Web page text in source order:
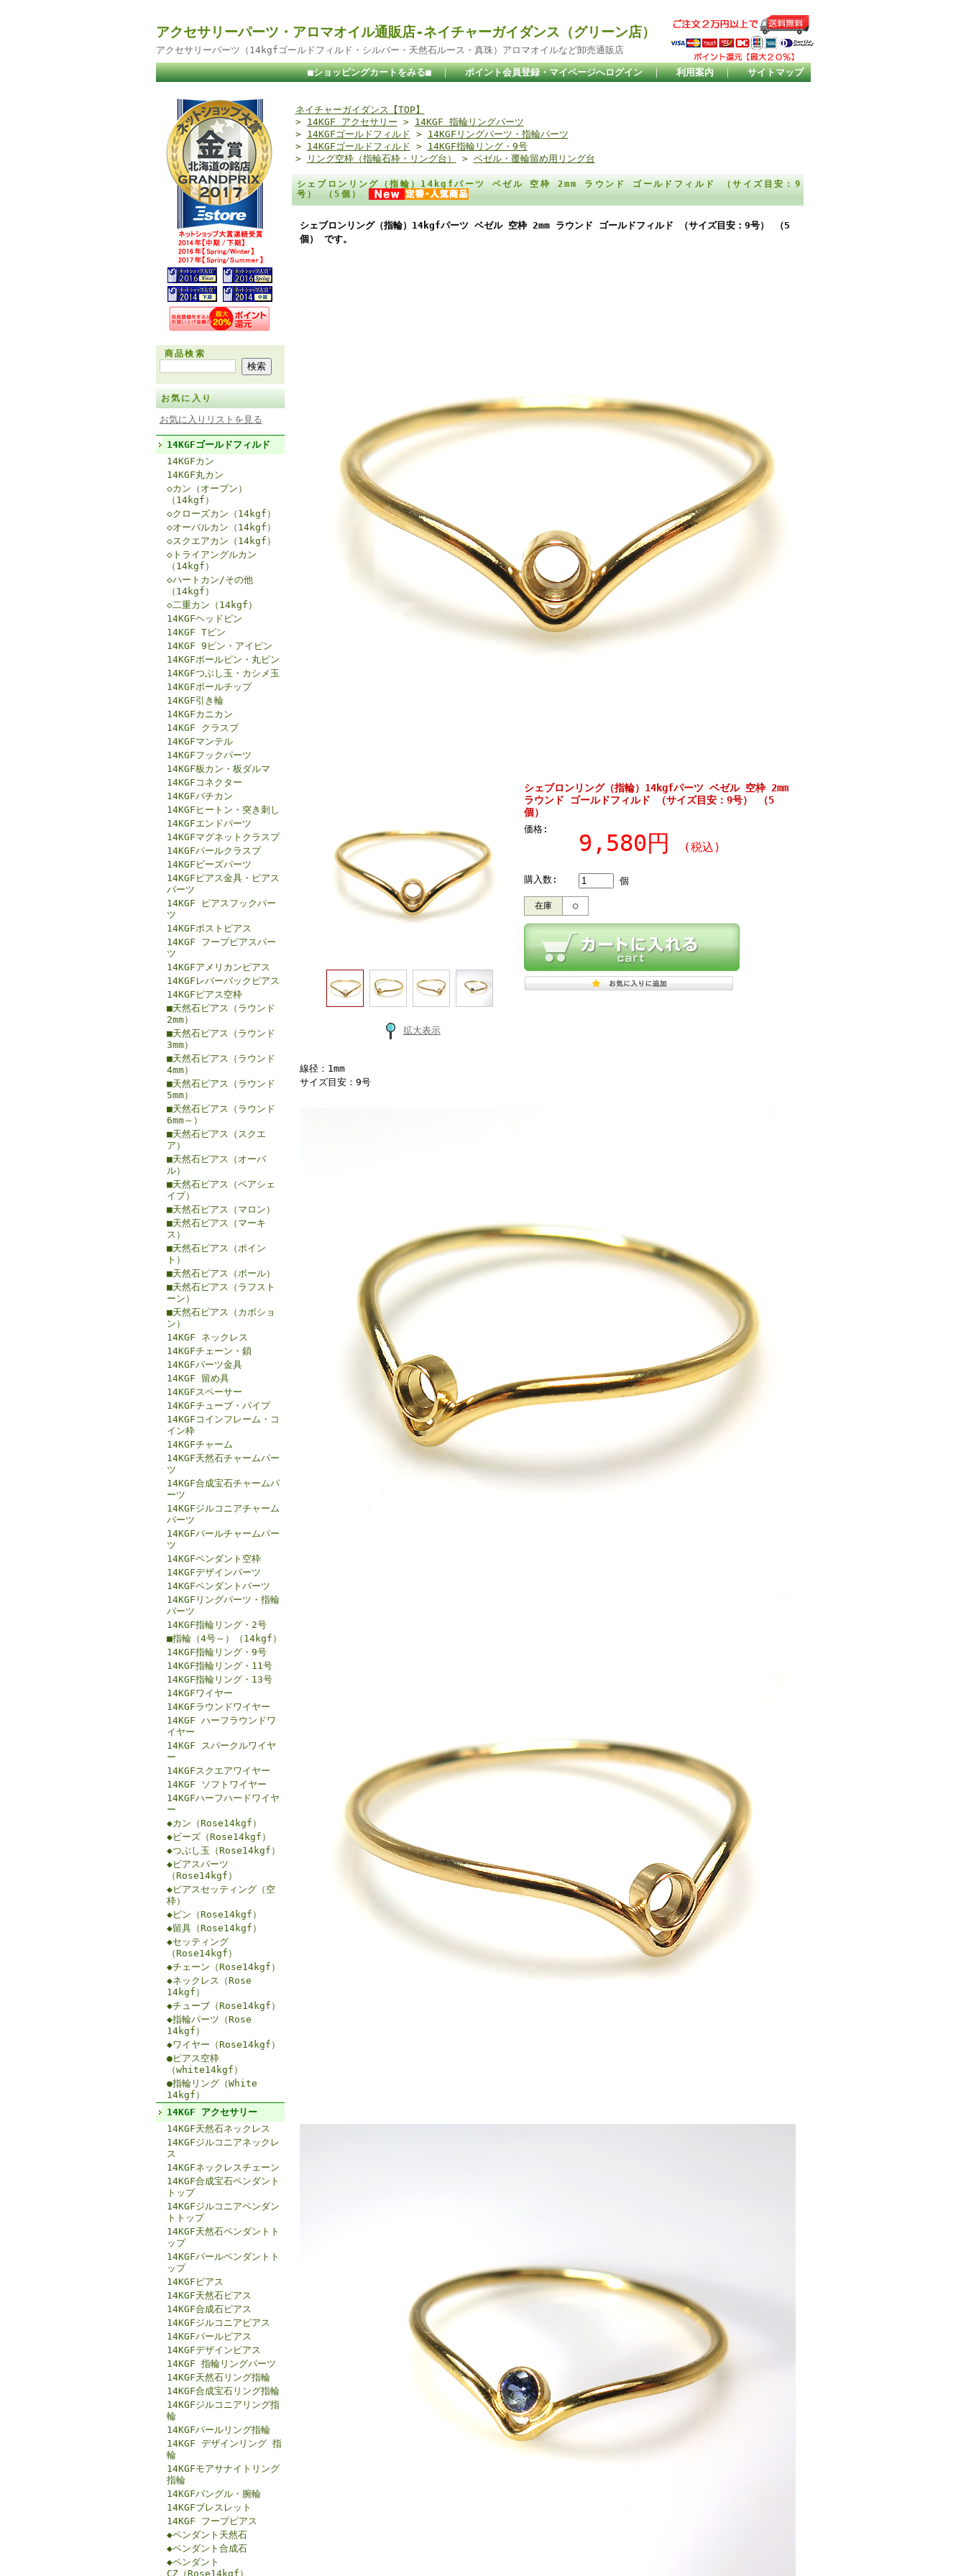
アクセサリーパーツ・アロマオイル通販店-ネイチャーガイダンス（グリーン店）
アクセサリーパーツ（14kgfゴールドフィルド・シルバー・天然石ルース・真珠）アロマオイルなど卸売通販店
■ショッピングカートをみる■ ｜ ポイント会員登録・マイページへログイン ｜ 利用案内 ｜ サイトマップ
商品検索
お気に入り
お気に入りリストを見る
14KGFゴールドフィルド
14KGFカン
14KGF丸カン
◇カン（オープン）
（14kgf）
◇クローズカン（14kgf）
◇オーバルカン（14kgf）
◇スクエアカン（14kgf）
◇トライアングルカン
（14kgf）
◇ハートカン/その他
（14kgf）
◇二重カン（14kgf）
14KGFヘッドピン
14KGF Tピン
14KGF 9ピン・アイピン
14KGFボールピン・丸ピン
14KGFつぶし玉・カシメ玉
14KGFボールチップ
14KGF引き輪
14KGFカニカン
14KGF クラスプ
14KGFマンテル
14KGFフックパーツ
14KGF板カン・板ダルマ
14KGFコネクター
14KGFバチカン
14KGFヒートン・突き刺し
14KGFエンドパーツ
14KGFマグネットクラスプ
14KGFパールクラスプ
14KGFビーズパーツ
14KGFピアス金具・ピアス
パーツ
14KGF ピアスフックパー
ツ
14KGFポストピアス
14KGF フープピアスパー
ツ
14KGFアメリカンピアス
14KGFレバーバックピアス
14KGFピアス空枠
■天然石ピアス（ラウンド
2mm）
■天然石ピアス（ラウンド
3mm）
■天然石ピアス（ラウンド
4mm）
■天然石ピアス（ラウンド
5mm）
■天然石ピアス（ラウンド
6mm～）
■天然石ピアス（スクエ
ア）
■天然石ピアス（オーバ
ル）
■天然石ピアス（ペアシェ
イプ）
■天然石ピアス（マロン）
■天然石ピアス（マーキ
ス）
■天然石ピアス（ポイン
ト）
■天然石ピアス（ボール）
■天然石ピアス（ラフスト
ーン）
■天然石ピアス（カボショ
ン）
14KGF ネックレス
14KGFチェーン・鎖
14KGFパーツ金具
14KGF 留め具
14KGFスペーサー
14KGFチューブ・パイプ
14KGFコインフレーム・コ
イン枠
14KGFチャーム
14KGF天然石チャームパー
ツ
14KGF合成宝石チャームパ
ーツ
14KGFジルコニアチャーム
パーツ
14KGFパールチャームパー
ツ
14KGFペンダント空枠
14KGFデザインパーツ
14KGFペンダントパーツ
14KGFリングパーツ・指輪
パーツ
14KGF指輪リング・2号
■指輪（4号～）（14kgf）
14KGF指輪リング・9号
14KGF指輪リング・11号
14KGF指輪リング・13号
14KGFワイヤー
14KGFラウンドワイヤー
14KGF ハーフラウンドワ
イヤー
14KGF スパークルワイヤ
ー
14KGFスクエアワイヤー
14KGF ソフトワイヤー
14KGFハーフハードワイヤ
ー
◆カン（Rose14kgf）
◆ビーズ（Rose14kgf）
◆つぶし玉（Rose14kgf）
◆ピアスパーツ
（Rose14kgf）
◆ピアスセッティング（空
枠）
◆ピン（Rose14kgf）
◆留具（Rose14kgf）
◆セッティング
（Rose14kgf）
◆チェーン（Rose14kgf）
◆ネックレス（Rose
14kgf）
◆チューブ（Rose14kgf）
◆指輪パーツ（Rose
14kgf）
◆ワイヤー（Rose14kgf）
●ピアス空枠
（white14kgf）
●指輪リング（White
14kgf）
14KGF アクセサリー
14KGF天然石ネックレス
14KGFジルコニアネックレ
ス
14KGFネックレスチェーン
14KGF合成宝石ペンダント
トップ
14KGFジルコニアペンダン
トトップ
14KGF天然石ペンダントト
ップ
14KGFパールペンダントト
ップ
14KGFピアス
14KGF天然石ピアス
14KGF合成石ピアス
14KGFジルコニアピアス
14KGFパールピアス
14KGFデザインピアス
14KGF 指輪リングパーツ
14KGF天然石リング指輪
14KGF合成宝石リング指輪
14KGFジルコニアリング指
輪
14KGFパールリング指輪
14KGF デザインリング 指
輪
14KGFモアサナイトリング
指輪
14KGFバングル・腕輪
14KGFブレスレット
14KGF フープピアス
◆ペンダント天然石
◆ペンダント合成石
◆ペンダント
CZ（Rose14kgf）
ネイチャーガイダンス【TOP】
> 14KGF アクセサリー > 14KGF 指輪リングパーツ
> 14KGFゴールドフィルド > 14KGFリングパーツ・指輪パーツ
> 14KGFゴールドフィルド > 14KGF指輪リング・9号
>
リング空枠（指輪石枠・リング台） > ベゼル・覆輪留め用リング台
シェブロンリング（指輪）14kgfパーツ ベゼル 空枠 2mm ラウンド ゴールドフィルド （サイズ目安：9
号） （5個）
シェブロンリング（指輪）14kgfパーツ ベゼル 空枠 2mm ラウンド ゴールドフィルド （サイズ目安：9号） （5
個） です。
拡大表示
シェブロンリング（指輪）14kgfパーツ ベゼル 空枠 2mm
ラウンド ゴールドフィルド （サイズ目安：9号） （5
個）
価格:
9,580円 (税込)
購入数: 個
在庫 ○
線径：1mm
サイズ目安：9号